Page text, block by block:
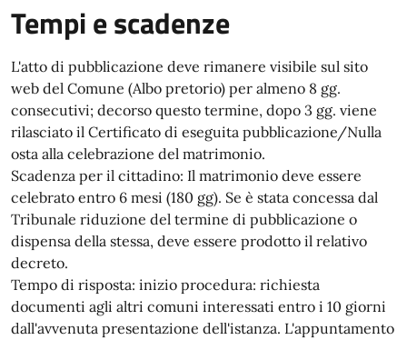
Tempi e scadenze
L'atto di pubblicazione deve rimanere visibile sul sito
web del Comune (Albo pretorio) per almeno 8 gg.
consecutivi; decorso questo termine, dopo 3 gg. viene
rilasciato il Certificato di eseguita pubblicazione/Nulla
osta alla celebrazione del matrimonio.
Scadenza per il cittadino: Il matrimonio deve essere
celebrato entro 6 mesi (180 gg). Se è stata concessa dal
Tribunale riduzione del termine di pubblicazione o
dispensa della stessa, deve essere prodotto il relativo
decreto.
Tempo di risposta: inizio procedura: richiesta
documenti agli altri comuni interessati entro i 10 giorni
dall'avvenuta presentazione dell'istanza. L'appuntamento